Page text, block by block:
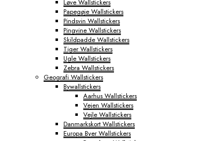
Løve Wallstickers
Papegøje Wallstickers
Pindsvin Wallstickers
Pingvine Wallstickers
Skildpadde Wallstickers
Tiger Wallstickers
Ugle Wallstickers
Zebra Wallstickers
Geografi Wallstickers
Bywallstickers
Aarhus Wallstickers
Vejen Wallstickers
Vejle Wallstickers
Danmarkskort Wallstickers
Europa Byer Wallstickers